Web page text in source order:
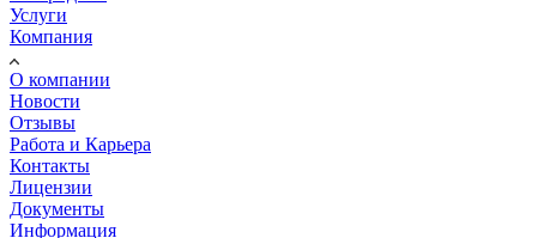
Услуги
Компания
О компании
Новости
Отзывы
Работа и Карьера
Контакты
Лицензии
Документы
Информация